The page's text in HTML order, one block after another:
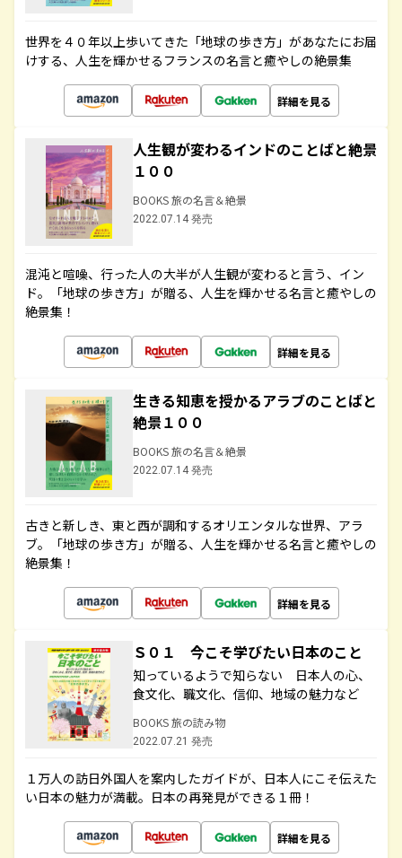
世界を４０年以上歩いてきた「地球の歩き方」があなたにお届
けする、人生を輝かせるフランスの名言と癒やしの絶景集
詳細を見る
人生観が変わるインドのことばと絶景
１００
BOOKS 旅の名言＆絶景
2022.07.14 発売
混沌と喧噪、行った人の大半が人生観が変わると言う、イン
ド。「地球の歩き方」が贈る、人生を輝かせる名言と癒やしの
絶景集！
詳細を見る
生きる知恵を授かるアラブのことばと
絶景１００
BOOKS 旅の名言＆絶景
2022.07.14 発売
古きと新しき、東と西が調和するオリエンタルな世界、アラ
ブ。「地球の歩き方」が贈る、人生を輝かせる名言と癒やしの
絶景集！
詳細を見る
Ｓ０１ 今こそ学びたい日本のこと
知っているようで知らない 日本人の心、
食文化、職文化、信仰、地域の魅力など
BOOKS 旅の読み物
2022.07.21 発売
１万人の訪日外国人を案内したガイドが、日本人にこそ伝えた
い日本の魅力が満載。日本の再発見ができる１冊！
詳細を見る